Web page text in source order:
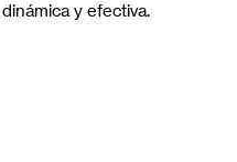
y efectiva.